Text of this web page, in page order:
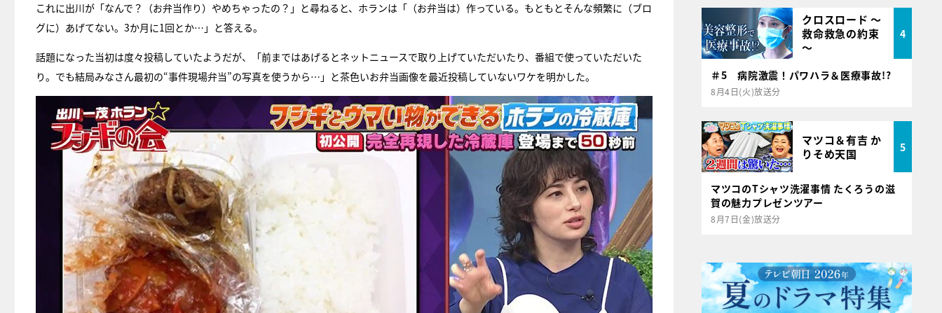
これに出川が「なんで？（お弁当作り）やめちゃったの？」と尋ねると、ホランは「（お弁当は）作っている。もともとそんな頻繁に（ブロ
グに）あげてない。3か月に1回とか…」と答える。
話題になった当初は度々投稿していたようだが、「前まではあげるとネットニュースで取り上げていただいたり、番組で使っていただいた
り。でも結局みなさん最初の“事件現場弁当”の写真を使うから…」と茶色いお弁当画像を最近投稿していないワケを明かした。
クロスロード ～
救命救急の約束
～
4
＃5 病院激震！パワハラ＆医療事故!?
8月4日(火)放送分
マツコ＆有吉 か
りそめ天国
5
マツコのTシャツ洗濯事情 たくろうの滋
賀の魅力プレゼンツアー
8月7日(金)放送分